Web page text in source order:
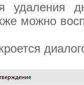
удаления
можно